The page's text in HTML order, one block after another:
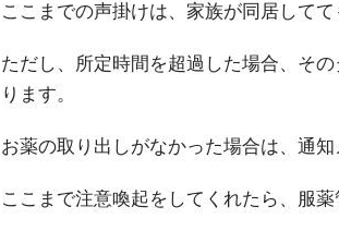
ここまでの声掛けは、家族が同居してて
ただし、所定時間を超過した場合、そ
ります。
お薬の取り出しがなかった場合は、通知
ここまで注意喚起をしてくれたら、服